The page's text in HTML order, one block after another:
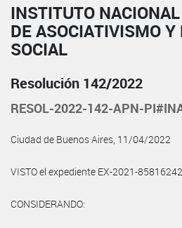
INSTITUTO NACIONAL
DE ASOCIATIVISMO Y
SOCIAL
Resolución 142/2022
RESOL-2022-142-APN-
Ciudad de Buenos Aires, 11/04/2022
VISTO el expediente EX-2021-
CONSIDERANDO: